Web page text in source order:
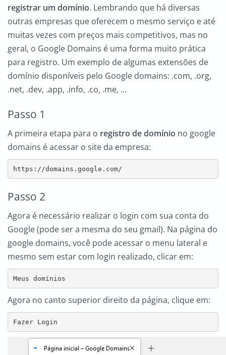
registrar um domínio. Lembrando que há diversas
outras empresas que oferecem o mesmo serviço e até
muitas vezes com preços mais competitivos, mas no
geral, o Google Domains é uma forma muito prática
para registro. Um exemplo de algumas extensões de
domínio disponíveis pelo Google domains: .com, .org,
.net, .dev, .app, .info, .co, .me, …
Passo 1
A primeira etapa para o registro de domínio no google
domains é acessar o site da empresa:
https://domains.google.com/
Passo 2
Agora é necessário realizar o login com sua conta do
Google (pode ser a mesma do seu gmail). Na página do
google domains, você pode acessar o menu lateral e
mesmo sem estar com login realizado, clicar em:
Meus domínios
Agora no canto superior direito da página, clique em:
Fazer Login